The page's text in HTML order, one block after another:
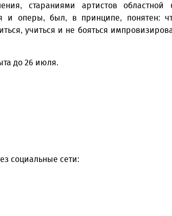
стараниями артистов областной
и оперы, был, в принципе, понятен:
учиться и не бояться
до 26 июля.
социальные сети: